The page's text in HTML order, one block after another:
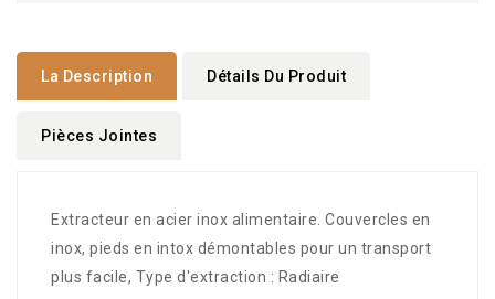
La Description Détails Du Produit
Pièces Jointes
Extracteur en acier inox alimentaire. Couvercles en
inox, pieds en intox démontables pour un transport
plus facile, Type d'extraction : Radiaire